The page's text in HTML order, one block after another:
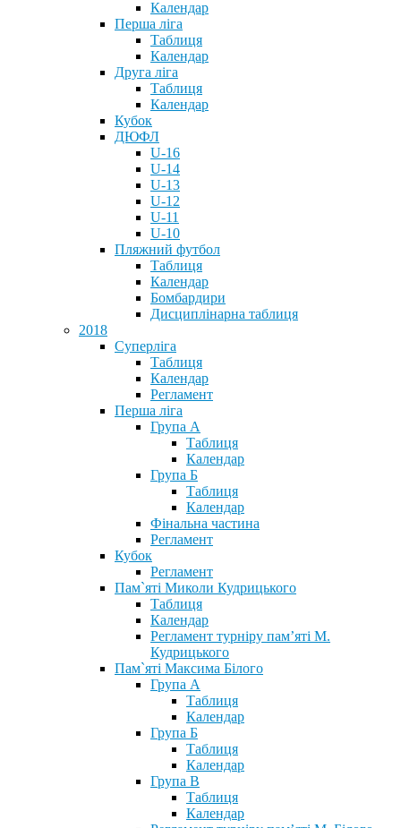
Календар
Перша ліга
Таблиця
Календар
Друга ліга
Таблиця
Календар
Кубок
ДЮФЛ
U-16
U-14
U-13
U-12
U-11
U-10
Пляжний футбол
Таблиця
Календар
Бомбардири
Дисциплінарна таблиця
2018
Суперліга
Таблиця
Календар
Регламент
Перша ліга
Група А
Таблиця
Календар
Група Б
Таблиця
Календар
Фінальна частина
Регламент
Кубок
Регламент
Пам`яті Миколи Кудрицького
Таблиця
Календар
Регламент турніру пам’яті М.
Кудрицького
Пам`яті Максима Білого
Група А
Таблиця
Календар
Група Б
Таблиця
Календар
Група В
Таблиця
Календар